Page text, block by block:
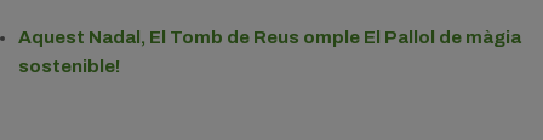
Aquest Nadal, El Tomb de Reus omple El Pallol de màgia
sostenible!